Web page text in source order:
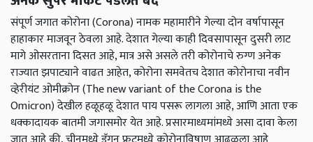
संपूर्ण जगात कोरोना (Corona) नामक महामारीने गेल्या दोन वर्षापासून
हाहाकार माजवून ठेवला आहे. देशात गेल्या काही दिवसापासून दुसरी लाट
मागे ओसरताना दिसत आहे, मात्र असे असले तरी कोरोनाचे रुग्ण अनेक
राज्यात झपाट्याने वाढत आहेत, कोरोना समवेतच देशात कोरोनाचा नवीन
व्हेरीयंट ओमीक्रोन (The new variant of the Corona is the
Omicron) देखील हळूहळू देशात पाय पसरू लागला आहे, आणि आता एक
धक्कादायक बातमी जगासमोर येत आहे. प्रसारमाध्यमांमध्ये असा दावा केला